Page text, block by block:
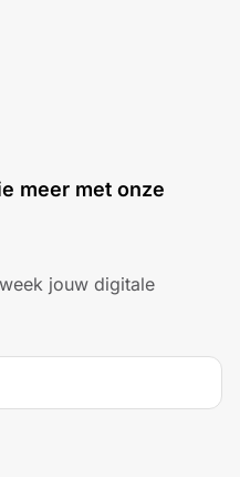
meer met onze
jouw digitale